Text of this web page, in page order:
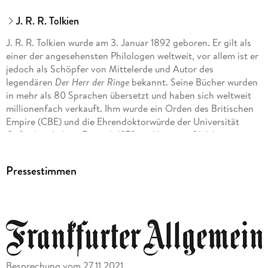
produktsicherheit@klett-cotta.de
J. R. R. Tolkien
J. R. R. Tolkien wurde am 3. Januar 1892 geboren. Er gilt als
einer der angesehensten Philologen weltweit, vor allem ist er
jedoch als Schöpfer von Mittelerde und Autor des
legendären Der Herr der Ringebekannt. Seine Bücher wurden
in mehr als 80 Sprachen übersetzt und haben sich weltweit
millionenfach verkauft. Ihm wurde ein Orden des Britischen
Empire (CBE) und die Ehrendoktorwürde der Universität
Oxford verliehen. Er starb 1973 im Alter von 81 Jahren.
Pressestimmen